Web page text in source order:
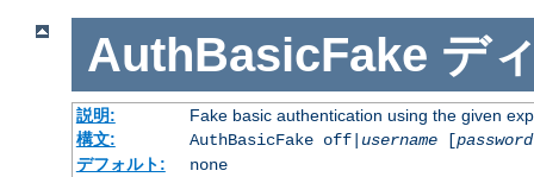
AuthBasicFake デ
説明:
Fake basic authentication using the given
構文:
AuthBasicFake off| username[password
デフォルト:
none